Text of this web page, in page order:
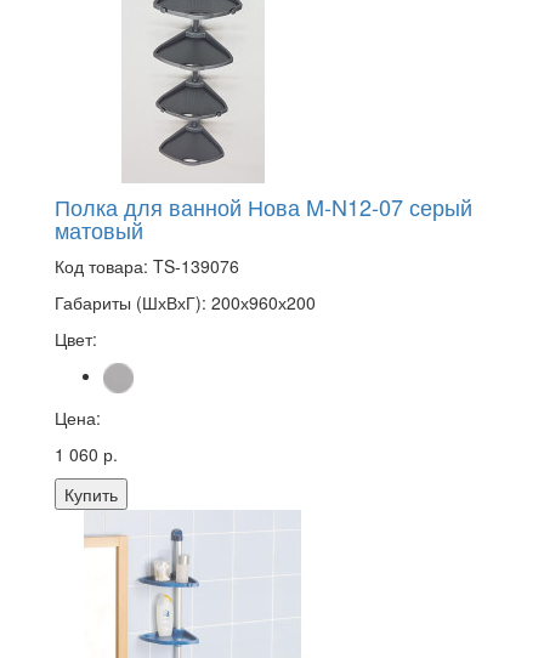
Полка для ванной Нова M-N12-07 серый
матовый
Код товара: TS-139076
Габариты (ШхВхГ): 200х960х200
Цвет:
Цена:
1 060 р.
Купить